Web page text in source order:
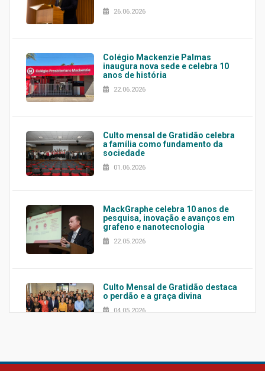
26.06.2026
Colégio Mackenzie Palmas
inaugura nova sede e celebra 10
anos de história
22.06.2026
Culto mensal de Gratidão celebra
a família como fundamento da
sociedade
01.06.2026
MackGraphe celebra 10 anos de
pesquisa, inovação e avanços em
grafeno e nanotecnologia
22.05.2026
Culto Mensal de Gratidão destaca
o perdão e a graça divina
04.05.2026
Confira como foi o culto mensal